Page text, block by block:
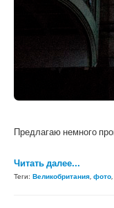
Предлагаю немного
Читать далее...
Теги: Великобритания, фото,